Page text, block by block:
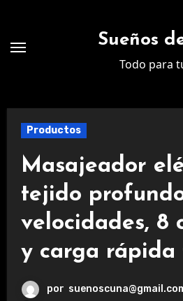
contenido
Sueños
Todo para
Productos
Masajeador
tejido
velocidades, 8
y carga rápida
por